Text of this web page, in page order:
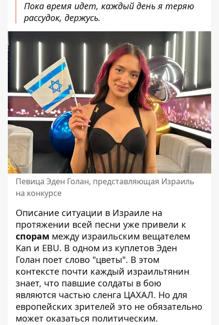
Пока время идет, каждый день я теряю
рассудок, держусь.
Певица Эден Голан, представляющая Израиль
на конкурсе
Описание ситуации в Израиле на
протяжении всей песни уже привели к
спорам между израильским вещателем
Kan и EBU. В одном из куплетов Эден
Голан поет слово "цветы". В этом
контексте почти каждый израильтянин
знает, что павшие солдаты в бою
являются частью сленга ЦАХАЛ. Но для
европейских зрителей это не обязательно
может оказаться политическим.